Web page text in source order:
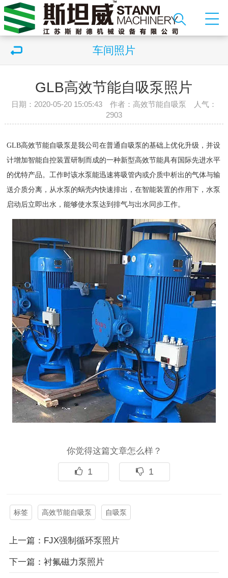
车间照片
GLB高效节能自吸泵照片
日期：2020-05-20 15:05:43 作者：高效节能自吸泵 人气：
2903
GLB高效节能自吸泵是我公司在普通自吸泵的基础上优化升级，并设
计增加智能自控装置研制而成的一种新型高效节能具有国际先进水平
的优特产品。工作时该水泵能迅速将吸管内或介质中析出的气体与输
送介质分离，从水泵的蜗壳内快速排出，在智能装置的作用下，水泵
启动后立即出水，能够使水泵达到排气与出水同步工作。
你觉得这篇文章怎么样？
1 1
标签 高效节能自吸泵 自吸泵
上一篇：FJX强制循环泵照片
下一篇：衬氟磁力泵照片